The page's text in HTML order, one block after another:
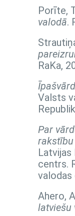
Porīte,
valodā.
RaKa,
Valsts
Par
Latvijas
centrs.
valodas
Ahero,
latviešu